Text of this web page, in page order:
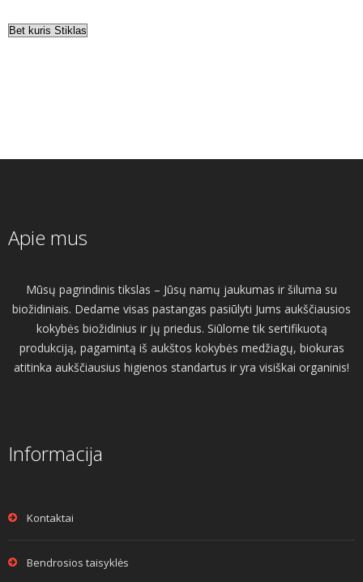
Apie mus
Mūsų pagrindinis tikslas – Jūsų namų jaukumas ir šiluma su
biožidiniais. Dedame visas pastangas pasiūlyti Jums aukščiausios
kokybės biožidinius ir jų priedus. Siūlome tik sertifikuotą
produkciją, pagamintą iš aukštos kokybės medžiagų, biokuras
atitinka aukščiausius higienos standartus ir yra visiškai organinis!
Informacija
Kontaktai
Bendrosios taisyklės